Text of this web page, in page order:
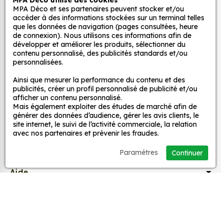
Quels sont les avantages de nos stickers
décoration ?
Une grande variété de motifs et de couleurs :
nos Sticker Tigre 1 sont disponibles dans une
large gamme de motifs et de couleurs, ce qui
votre décoration.
Une installation facile : nos stickers sont faciles
à installer, même pour les débutants. Il suffit de
les décoller de leur support et de les coller sur
la surface souhaitée. Vous pouvez vous aider
d’une raclette si besoin.
Une durabilité élevée : nos stickers sont
qualité, ce qui leur confère une excellente
Autocollants pour véhicules et stickers
décoratifs
MPA Déco
Nos services
Nos sites
Aide
MPA Déco et ses partenaires peuvent stocker et/ou
accéder à des informations stockées sur un terminal telles
que les données de navigation (pages consultées, heure
de connexion). Nous utilisons ces informations afin de
développer et améliorer les produits, sélectionner du
contenu personnalisé, des publicités standards et/ou
personnalisées.
Ainsi que mesurer la performance du contenu et des
publicités, créer un profil personnalisé de publicité et/ou
afficher un contenu personnalisé.
Mais également exploiter des études de marché afin de
générer des données d’audience, gérer les avis clients, le
site internet, le suivi de l’activité commerciale, la relation
avec nos partenaires et prévenir les fraudes.
Continuer
Paramétres